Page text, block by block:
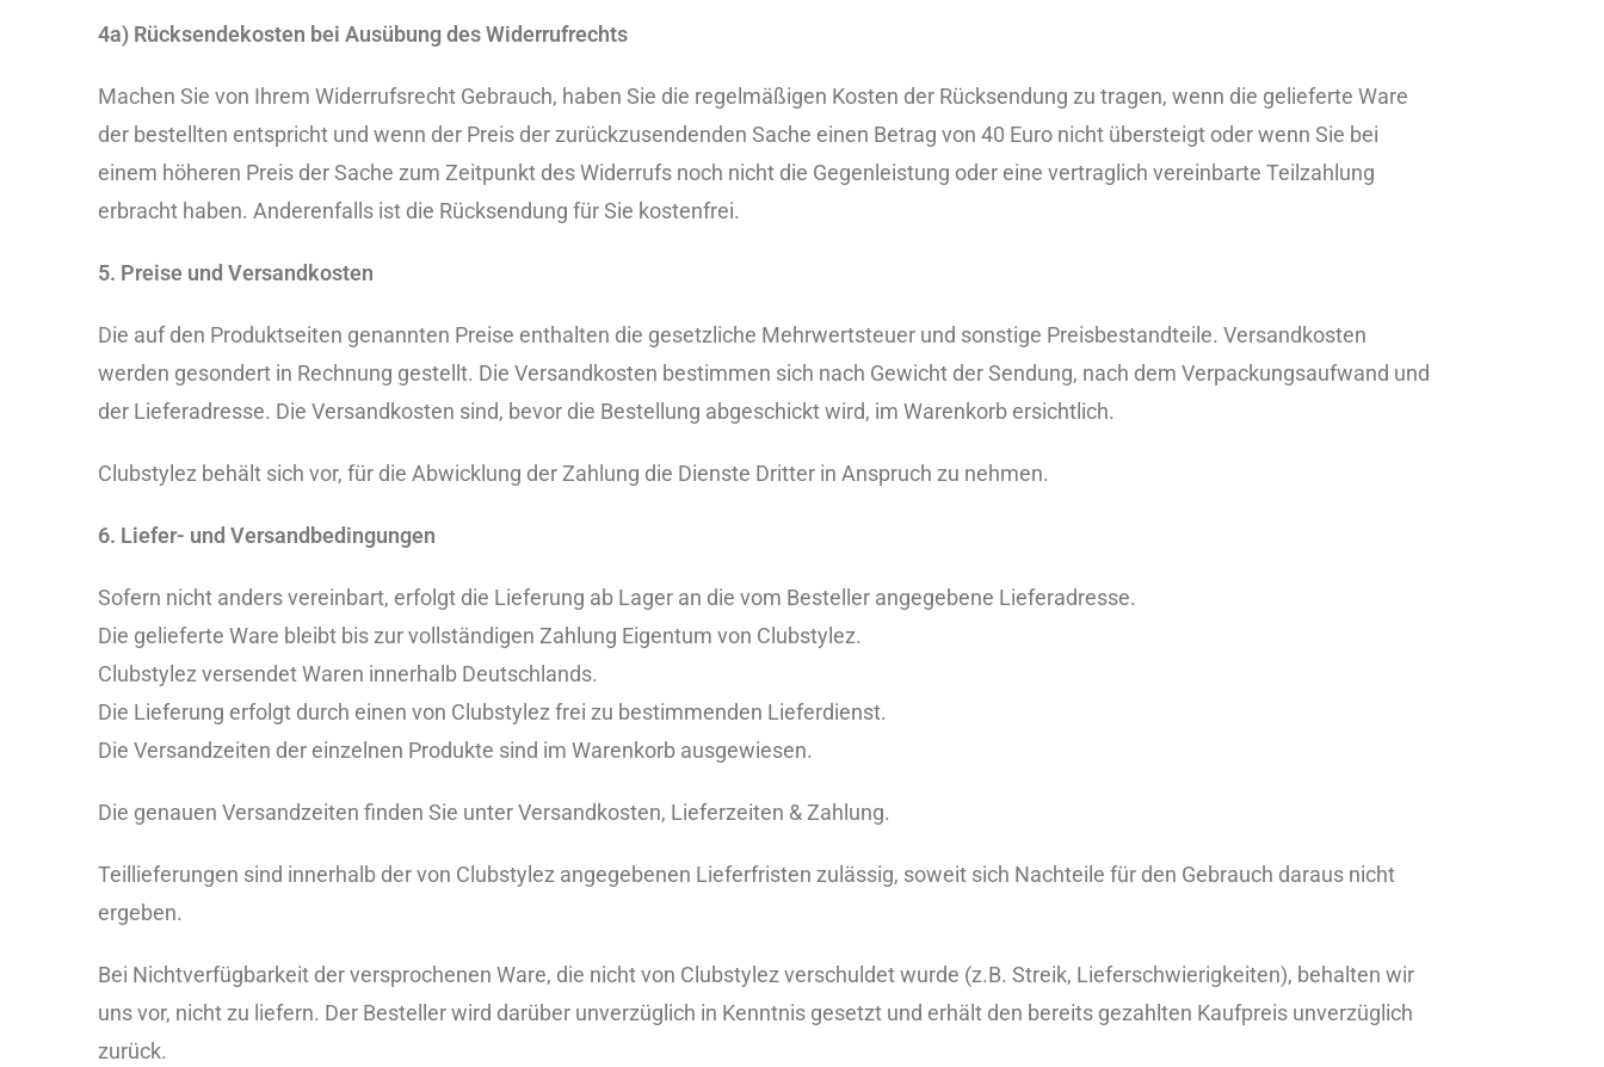
4a) Rücksendekosten bei Ausübung des Widerrufrechts
Machen Sie von Ihrem Widerrufsrecht Gebrauch, haben Sie die regelmäßigen Kosten der Rücksendung zu tragen, wenn die gelieferte Ware
der bestellten entspricht und wenn der Preis der zurückzusendenden Sache einen Betrag von 40 Euro nicht übersteigt oder wenn Sie bei
einem höheren Preis der Sache zum Zeitpunkt des Widerrufs noch nicht die Gegenleistung oder eine vertraglich vereinbarte Teilzahlung
erbracht haben. Anderenfalls ist die Rücksendung für Sie kostenfrei.
5. Preise und Versandkosten
Die auf den Produktseiten genannten Preise enthalten die gesetzliche Mehrwertsteuer und sonstige Preisbestandteile. Versandkosten
werden gesondert in Rechnung gestellt. Die Versandkosten bestimmen sich nach Gewicht der Sendung, nach dem Verpackungsaufwand und
der Lieferadresse. Die Versandkosten sind, bevor die Bestellung abgeschickt wird, im Warenkorb ersichtlich.
Clubstylez behält sich vor, für die Abwicklung der Zahlung die Dienste Dritter in Anspruch zu nehmen.
6. Liefer- und Versandbedingungen
Sofern nicht anders vereinbart, erfolgt die Lieferung ab Lager an die vom Besteller angegebene Lieferadresse.
Die gelieferte Ware bleibt bis zur vollständigen Zahlung Eigentum von Clubstylez.
Clubstylez versendet Waren innerhalb Deutschlands.
Die Lieferung erfolgt durch einen von Clubstylez frei zu bestimmenden Lieferdienst.
Die Versandzeiten der einzelnen Produkte sind im Warenkorb ausgewiesen.
Die genauen Versandzeiten finden Sie unter Versandkosten, Lieferzeiten & Zahlung.
Teillieferungen sind innerhalb der von Clubstylez angegebenen Lieferfristen zulässig, soweit sich Nachteile für den Gebrauch daraus nicht
ergeben.
Bei Nichtverfügbarkeit der versprochenen Ware, die nicht von Clubstylez verschuldet wurde (z.B. Streik, Lieferschwierigkeiten), behalten wir
uns vor, nicht zu liefern. Der Besteller wird darüber unverzüglich in Kenntnis gesetzt und erhält den bereits gezahlten Kaufpreis unverzüglich
zurück.